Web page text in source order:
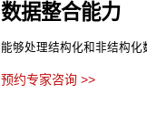
数据整合能力
能够处理结构化和非结
预约专家咨询 >>